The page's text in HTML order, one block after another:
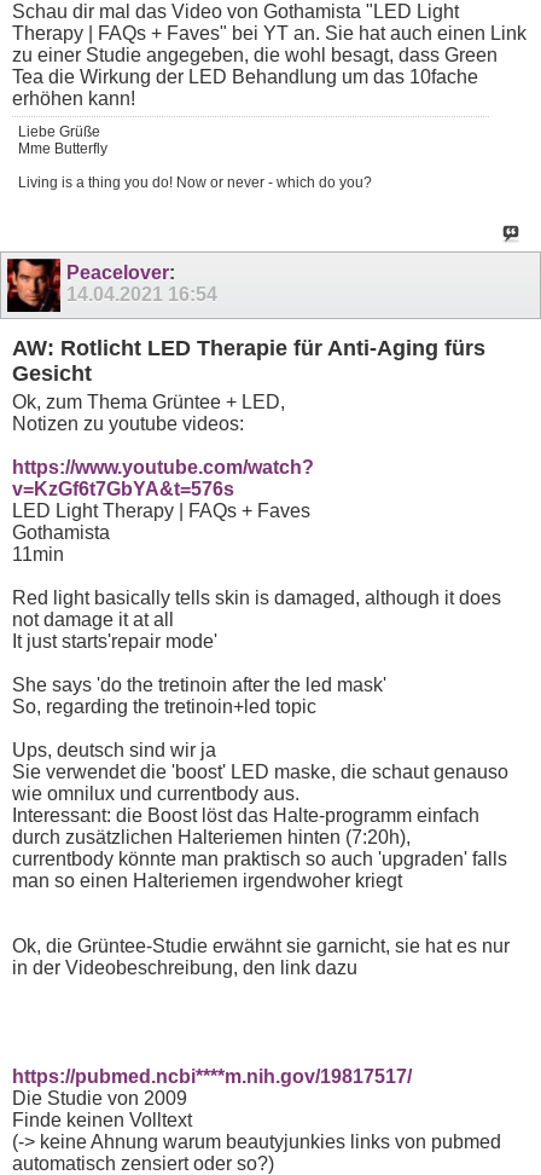
Schau dir mal das Video von Gothamista "LED Light
Therapy | FAQs + Faves" bei YT an. Sie hat auch einen Link
zu einer Studie angegeben, die wohl besagt, dass Green
Tea die Wirkung der LED Behandlung um das 10fache
erhöhen kann!
Liebe Grüße
Mme Butterfly
Living is a thing you do! Now or never - which do you?
Peacelover:
14.04.2021 16:54
AW: Rotlicht LED Therapie für Anti-Aging fürs
Gesicht
Ok, zum Thema Grüntee + LED,
Notizen zu youtube videos:
https://www.youtube.com/watch?
v=KzGf6t7GbYA&t=576s
LED Light Therapy | FAQs + Faves
Gothamista
11min
Red light basically tells skin is damaged, although it does
not damage it at all
It just starts'repair mode'
She says 'do the tretinoin after the led mask'
So, regarding the tretinoin+led topic
Ups, deutsch sind wir ja
Sie verwendet die 'boost' LED maske, die schaut genauso
wie omnilux und currentbody aus.
Interessant: die Boost löst das Halte-programm einfach
durch zusätzlichen Halteriemen hinten (7:20h),
currentbody könnte man praktisch so auch 'upgraden' falls
man so einen Halteriemen irgendwoher kriegt
Ok, die Grüntee-Studie erwähnt sie garnicht, sie hat es nur
in der Videobeschreibung, den link dazu
https://pubmed.ncbi****m.nih.gov/19817517/
Die Studie von 2009
Finde keinen Volltext
(-> keine Ahnung warum beautyjunkies links von pubmed
automatisch zensiert oder so?)